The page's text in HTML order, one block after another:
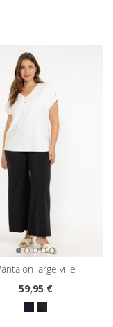
pantalon large ville
59,95 €